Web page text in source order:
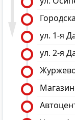
ул. 1-я
ул. 2-я